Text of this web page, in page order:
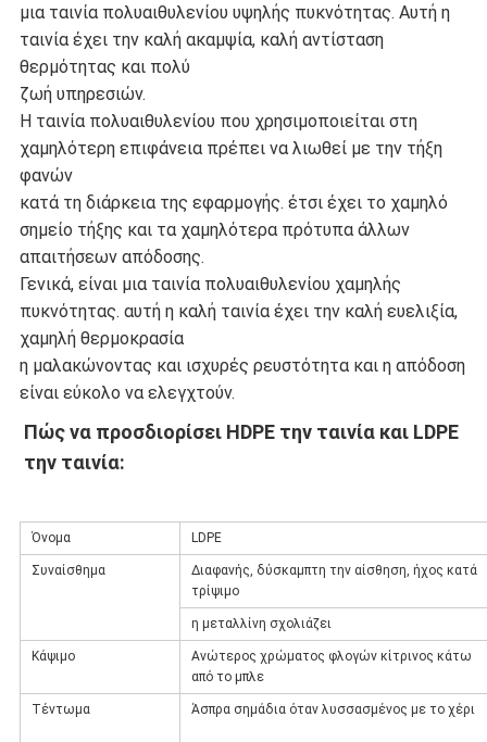
μια ταινία πολυαιθυλενίου υψηλής πυκνότητας. Αυτή η
ταινία έχει την καλή ακαμψία, καλή αντίσταση
θερμότητας και πολύ
ζωή υπηρεσιών.
Η ταινία πολυαιθυλενίου που χρησιμοποιείται στη
χαμηλότερη επιφάνεια πρέπει να λιωθεί με την τήξη
φανών
κατά τη διάρκεια της εφαρμογής. έτσι έχει το χαμηλό
σημείο τήξης και τα χαμηλότερα πρότυπα άλλων
απαιτήσεων απόδοσης.
Γενικά, είναι μια ταινία πολυαιθυλενίου χαμηλής
πυκνότητας. αυτή η καλή ταινία έχει την καλή ευελιξία,
χαμηλή θερμοκρασία
η μαλακώνοντας και ισχυρές ρευστότητα και η απόδοση
είναι εύκολο να ελεγχτούν.
Πώς να προσδιορίσει HDPE την ταινία και LDPE
την ταινία:
Όνομα LDPE
Συναίσθημα
Διαφανής, δύσκαμπτη την αίσθηση, ήχος κατά
τρίψιμο
η μεταλλίνη σχολιάζει
Κάψιμο
Ανώτερος χρώματος φλογών κίτρινος κάτω
από το μπλε
Τέντωμα Άσπρα σημάδια όταν λυσσασμένος με το χέρι